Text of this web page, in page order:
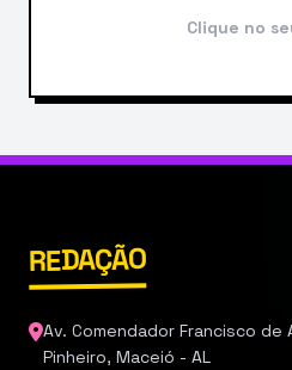
Clique no
REDAÇÃO
Av. Comendador Francisco de
Pinheiro, Maceió - AL